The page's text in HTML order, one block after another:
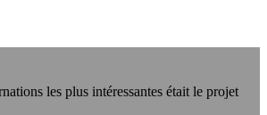
les plus intéressantes était le projet